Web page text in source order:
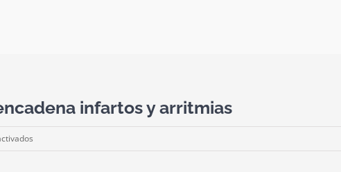
infartos y arritmias